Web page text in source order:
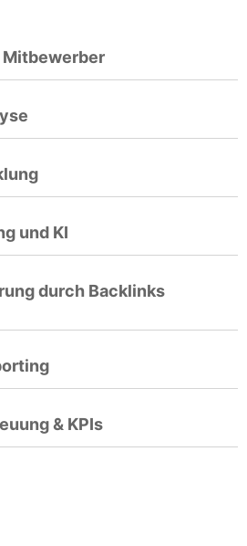
Mitbewerber
und KI
durch Backlinks
& KPIs